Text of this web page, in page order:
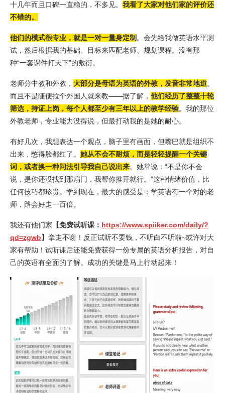
十几年而且口碑一直稳的，不多见。 我看了大家对他们家的评价还
不错的。
他们的模式很专业， 就是一对一量身定制 。会先给我做英语水平测
试，然后根据我的基础、目标来匹配老师、规划课程。没有那
种“一套课件打天下”的敷衍。
老师分中教和外教， 大部分是母语为英语的外教，发音非常地道。
而且不是随便拉个外国人就来教——据了解， 他们经历了整整十轮
筛选，持证上岗，每个人都至少有三年以上的教学经验。我的那位
外教老师，专业能力没得说，但最打动我的是她的耐心。
有好几次，我想表达一个观点，脑子里有画面，但嘴巴就是组织不
出来，憋得脸都红了。 她从不会不耐烦， 而是轻轻提醒一个关键
词，或者换一种问法引导我自己说出来。她常说：“不是你不会
说，是你还没找到那扇门，我帮你推开就行。”这种情绪价值，比
任何技巧都珍贵。学到现在，最大的感受是：学英语有一个对的老
师，路会好走一百倍。
我还有他们家 【免费试听课： https://www.spiiker.com/daily/?
qd=zgwb】 拿走不谢！反正试听不要钱，不听白不听啦~或许对大
家有帮助！试听课后还能免费获得一份专属的英语分析报告，对自
己的英语有全面的了解。成功的关键是马上行动起来！